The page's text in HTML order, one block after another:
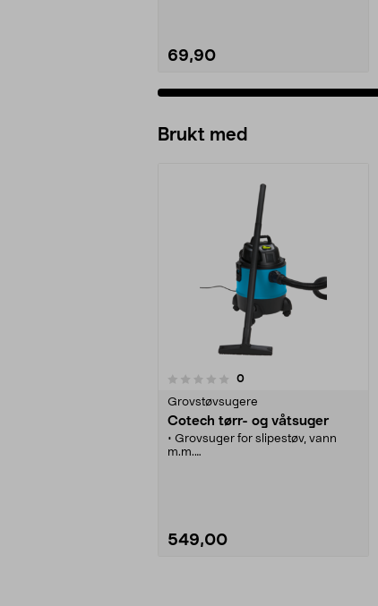
69,90
Brukt med
0anmeldelser
Grovstøvsugere
Cotech tørr- og våtsuger
• Grovsuger for slipestøv, vann
m.m.
549,00
0.0 av 5 stjerner